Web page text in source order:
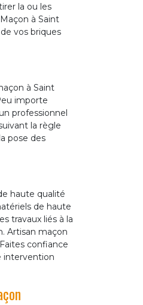
la ou les
à Saint
vos briques
à Saint
importe
professionnel
la règle
pose des
haute qualité
de haute
travaux liés à la
Artisan maçon
confiance
intervention